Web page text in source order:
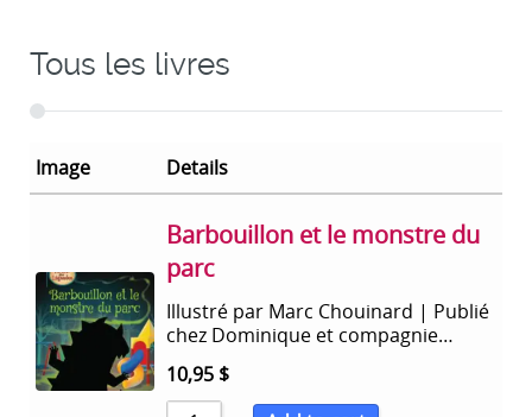
Tous les livres
Image Details
Barbouillon et le monstre du
parc
Illustré par Marc Chouinard | Publié
chez Dominique et compagnie…
10,95 $